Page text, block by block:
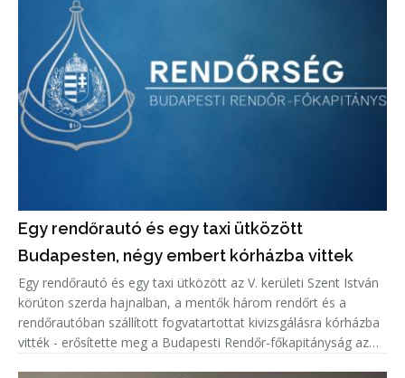
Egy rendőrautó és egy taxi ütközött
Budapesten, négy embert kórházba vittek
Egy rendőrautó és egy taxi ütközött az V. kerületi Szent István
körúton szerda hajnalban, a mentők három rendőrt és a
rendőrautóban szállított fogvatartottat kivizsgálásra kórházba
vitték - erősítette meg a Budapesti Rendőr-főkapitányság az